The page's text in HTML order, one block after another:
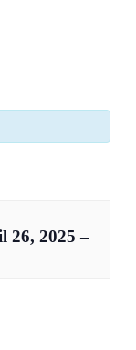
26, 2025–